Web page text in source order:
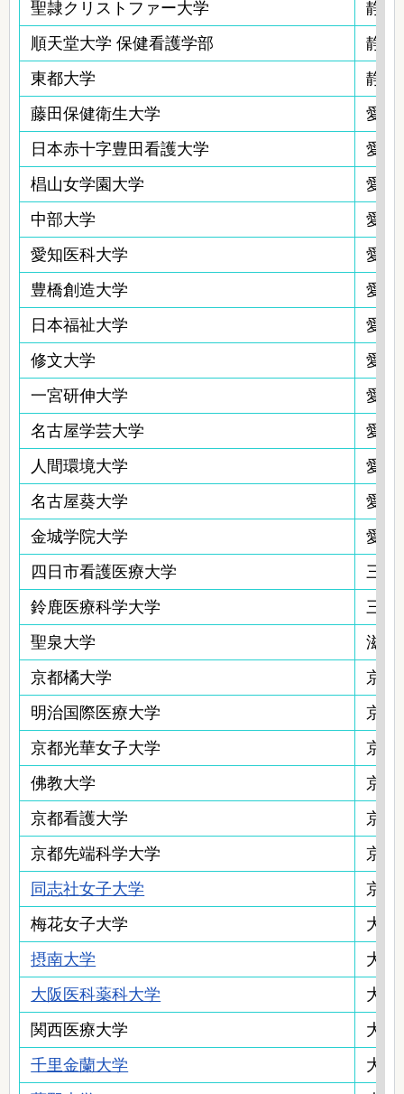
聖隷クリストファー大学
静岡
順天堂大学 保健看護学部
静岡
東都大学
静岡
藤田保健衛生大学
愛知
日本赤十字豊田看護大学
愛知
椙山女学園大学
愛知
中部大学
愛知
愛知医科大学
愛知
豊橋創造大学
愛知
日本福祉大学
愛知
修文大学
愛知
一宮研伸大学
愛知
名古屋学芸大学
愛知
人間環境大学
愛知
名古屋葵大学
愛知
金城学院大学
愛知
四日市看護医療大学
三重
鈴鹿医療科学大学
三重
聖泉大学
滋賀
京都橘大学
京都
明治国際医療大学
京都
京都光華女子大学
京都
佛教大学
京都
京都看護大学
京都
京都先端科学大学
京都
同志社女子大学
京都
梅花女子大学
大阪
摂南大学
大阪
大阪医科薬科大学
大阪
関西医療大学
大阪
千里金蘭大学
大阪